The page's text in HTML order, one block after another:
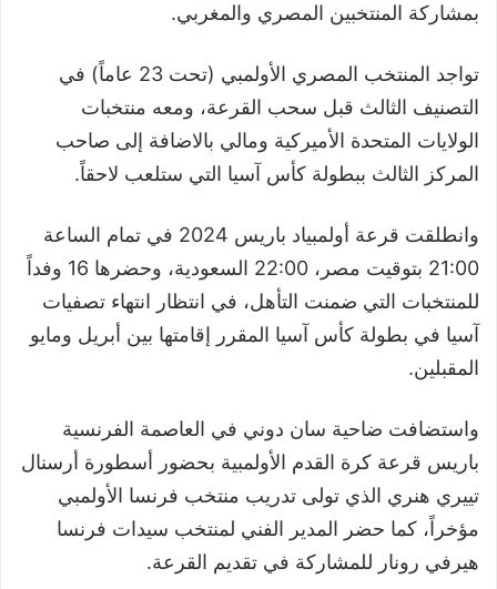
بمشاركة المنتخبين المصري والمغربي.
تواجد المنتخب المصري الأولمبي (تحت 23 عاماً) في
التصنيف الثالث قبل سحب القرعة، ومعه منتخبات
الولايات المتحدة الأميركية ومالي بالاضافة إلى صاحب
المركز الثالث ببطولة كأس آسيا التي ستلعب لاحقاً.
وانطلقت قرعة أولمبياد باريس 2024 في تمام الساعة
21:00 بتوقيت مصر، 22:00 السعودية، وحضرها 16 وفداً
للمنتخبات التي ضمنت التأهل، في انتظار انتهاء تصفيات
آسيا في بطولة كأس آسيا المقرر إقامتها بين أبريل ومايو
المقبلين.
واستضافت ضاحية سان دوني في العاصمة الفرنسية
باريس قرعة كرة القدم الأولمبية بحضور أسطورة أرسنال
تييري هنري الذي تولى تدريب منتخب فرنسا الأولمبي
مؤخراً، كما حضر المدير الفني لمنتخب سيدات فرنسا
هيرفي رونار للمشاركة في تقديم القرعة.